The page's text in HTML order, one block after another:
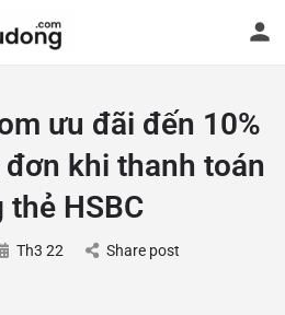
ưu đãi đến 10%
khi thanh toán
thẻ HSBC
Th3 22 Share post